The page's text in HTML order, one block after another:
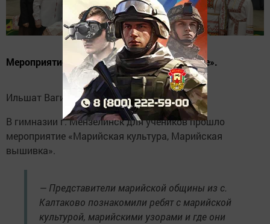
Мероприятие прошло по «Пушкинской карте».
Ильшат Вагизов, «Мензеля-информ»
В гимназии г. Мензелинск для учеников прошло
мероприятие «Марийская культура, Марийская
вышивка».
— Представители марийской общины из с.
Калтаково познакомили ребят с марийской
культурой, марийскими узорами и где они